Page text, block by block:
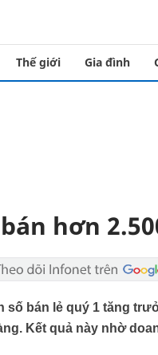
Thế giới Gia đình
hơn
số bán lẻ quý 1 tăng
Kết quả này nhờ